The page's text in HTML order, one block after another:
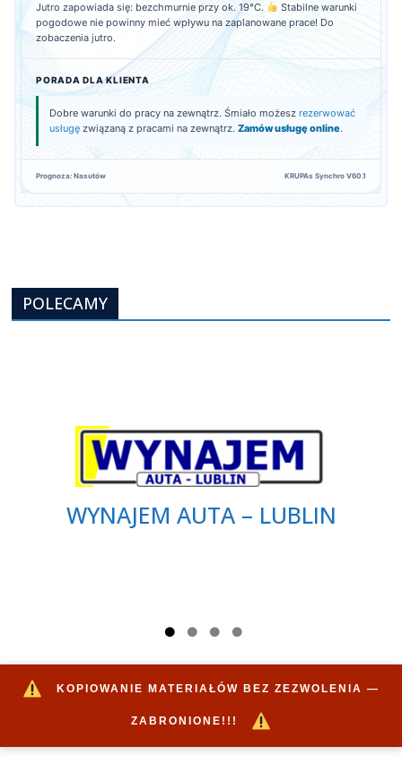
Jutro zapowiada się: bezchmurnie przy ok. 19°C.
Stabilne warunki
pogodowe nie powinny mieć wpływu na zaplanowane prace! Do
zobaczenia jutro.
PORADA DLA KLIENTA
Dobre warunki do pracy na zewnątrz. Śmiało możesz rezerwować
usługę związaną z pracami na zewnątrz. Zamów usługę online.
Prognoza: Nasutów KRUPAs Synchro V60.1
POLECAMY
WYNAJEM AUTA – LUBLIN
KOPIOWANIE MATERIAŁÓW BEZ ZEZWOLENIA —
ZABRONIONE!!!